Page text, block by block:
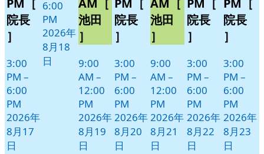
PM［
院長
］
3:00
PM –
6:00
PM
2026年
8月17
日
6:00
PM
2026年
8月18
日
AM［
池田
］
9:00
AM –
12:00
PM
2026年
8月19
日
PM［
院長
］
3:00
PM –
6:00
PM
2026年
8月20
日
AM［
池田
］
9:00
AM –
12:00
PM
2026年
8月21
日
PM［
院長
］
3:00
PM –
6:00
PM
2026年
8月22
日
PM［
院長
］
3:00
PM –
6:00
PM
2026年
8月23
日